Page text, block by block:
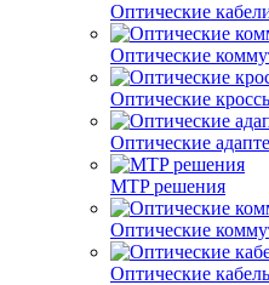
Оптические
Оптические
Оптические
Оптические
MTP решения
Оптические
Оптические